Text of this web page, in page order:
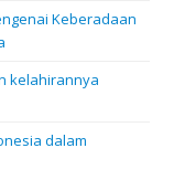
Keberadaan
kelahirannya
dalam